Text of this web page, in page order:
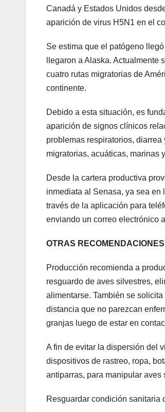
Canadá y Estados Unidos
aparición de virus H5N1 en el
Se estima que el patógeno
llegaron a Alaska.
cuatro rutas migratorias de
continente.
Debido a esta situación, es
aparición de signos clínicos
problemas respiratorios,
migratorias, acuáticas, marinas
Desde la cartera productiva
inmediata al Senasa, ya sea en
través de la aplicación para
enviando un correo electrónico
OTRAS
Producción recomienda a
resguardo de aves silvestres,
alimentarse. También se
distancia que no parezcan
granjas luego de estar en
A fin de evitar la dispersión del
dispositivos de rastreo, ropa,
antiparras, para manipular aves
Resguardar condición sanitaria